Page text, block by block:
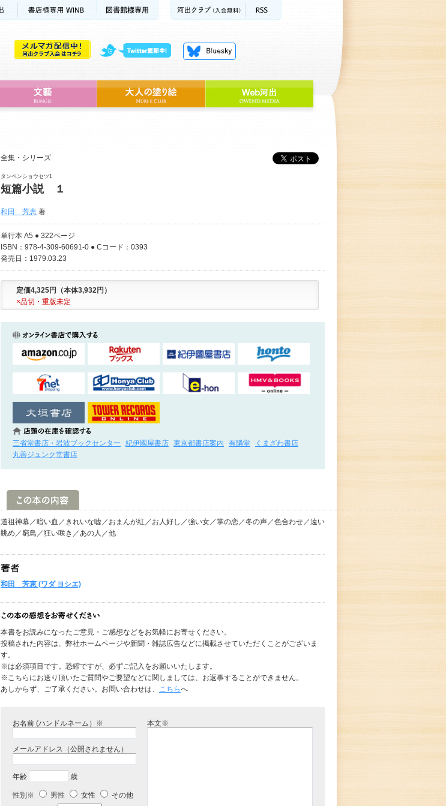
全集・シリーズ
タンペンショウセツ1
短篇小説 １
和田 芳恵 著
単行本 A5 ● 322ページ
ISBN：978-4-309-60691-0 ● Cコード：0393
発売日：1979.03.23
定価4,325円（本体3,932円）
×品切・重版未定
三省堂書店・岩波ブックセンター 紀伊國屋書店 東京都書店案内 有隣堂
くまざわ書店
丸善ジュンク堂書店
道祖神幕／暗い血／きれいな嘘／おまんが紅／お人好し／強い女／掌の恋／冬の声／色合わせ／遠い
眺め／窮鳥／狂い咲き／あの人／他
和田 芳恵 (ワダ ヨシエ)
本書をお読みになったご意見・ご感想などをお気軽にお寄せください。
投稿された内容は、弊社ホームページや新聞・雑誌広告などに掲載させていただくことがございま
す。
※は必須項目です。恐縮ですが、必ずご記入をお願いいたします。
※こちらにお送り頂いたご質問やご要望などに関しましては、お返事することができません。
あしからず、ご了承ください。お問い合わせは、 こちらへ
お名前 (ハンドルネーム）※
メールアドレス（公開されません）
年齢 歳
性別※ 男性 女性
その他
本文※